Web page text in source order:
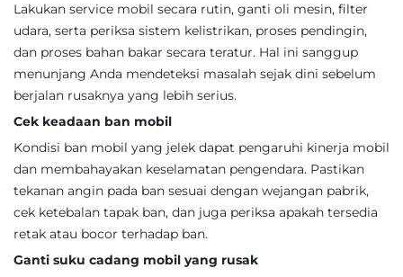
Lakukan service mobil secara rutin, ganti oli mesin, filter
udara, serta periksa sistem kelistrikan, proses pendingin,
dan proses bahan bakar secara teratur. Hal ini sanggup
menunjang Anda mendeteksi masalah sejak dini sebelum
berjalan rusaknya yang lebih serius.
Cek keadaan ban mobil
Kondisi ban mobil yang jelek dapat pengaruhi kinerja mobil
dan membahayakan keselamatan pengendara. Pastikan
tekanan angin pada ban sesuai dengan wejangan pabrik,
cek ketebalan tapak ban, dan juga periksa apakah tersedia
retak atau bocor terhadap ban.
Ganti suku cadang mobil yang rusak